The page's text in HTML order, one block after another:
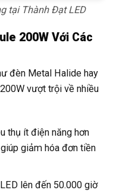
tại Thành Đạt LED
200W Với Các
đèn Metal Halide hay
vượt trội về nhiều
thụ ít điện năng hơn
giảm hóa đơn tiền
lên đến 50.000 giờ